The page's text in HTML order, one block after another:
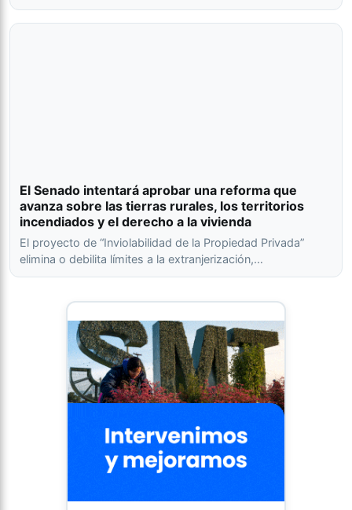
El Senado intentará aprobar una reforma que
avanza sobre las tierras rurales, los territorios
incendiados y el derecho a la vivienda
El proyecto de “Inviolabilidad de la Propiedad Privada”
elimina o debilita límites a la extranjerización,…